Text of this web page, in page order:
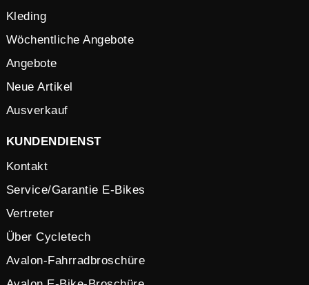
Kleding
Wöchentliche Angebote
Angebote
Neue Artikel
Ausverkauf
KUNDENDIENST
Kontakt
Service/Garantie E-Bikes
Vertreter
Über Cycletech
Avalon-Fahrradbroschüre